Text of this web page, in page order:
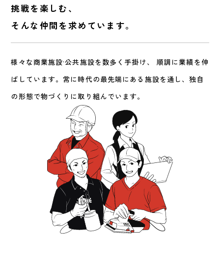
挑戦を楽しむ、
そんな仲間を求めています。
様々な商業施設·公共施設を数多く手掛け、 順調に業績を伸
ばしています。常に時代の最先端にある施設を通し、独自
の形態で物づくりに取り組んでいます。